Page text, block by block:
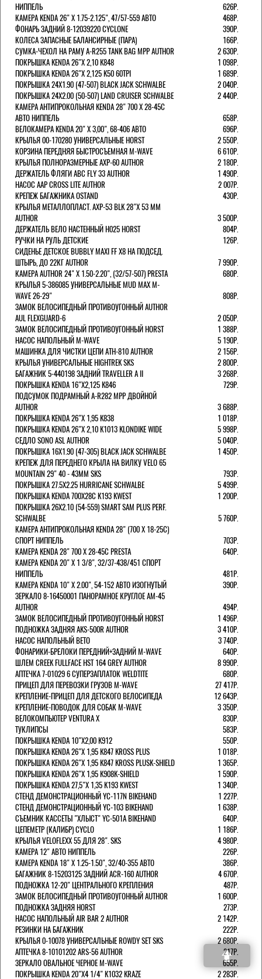
НИППЕЛЬ
626Р.
КАМЕРА KENDA 26" Х 1.75-2.125", 47/57-559 АВТО
468Р.
ФОНАРЬ ЗАДНИЙ 8-12039220 CYCLONE
390Р.
КОЛЕСА ЗАПАСНЫЕ БАЛАНСИРНЫЕ (ПАРА)
166Р.
CУМКА-ЧЕХОЛ НА РАМУ A-R255 TANK BAG MPP AUTHOR
2 630Р.
ПОКРЫШКА KENDA 26"Х 2,10 K848
1 098Р.
ПОКРЫШКА KENDA 26"Х 2,125 K50 60TPI
1 689Р.
ПОКРЫШКА 24X1.90 (47-507) BLACK JACK SCHWALBE
2 040Р.
ПОКРЫШКА 24X2.00 (50-507) LAND CRUISER SCHWALBE
2 440Р.
КАМЕРА АНТИПРОКОЛЬНАЯ KENDA 28" 700 Х 28-45C
АВТО НИППЕЛЬ
658Р.
ВЕЛОКАМЕРА KENDA 20" Х 3,00", 68-406 АВТО
696Р.
КРЫЛЬЯ 00-170280 УНИВЕРСАЛЬНЫЕ HORST
2 550Р.
КОРЗИНА ПЕРЕДНЯЯ БЫСТРОСЪЕМНАЯ M-WAVE
6 610Р.
КРЫЛЬЯ ПОЛНОРАЗМЕРНЫЕ AXP-60 AUTHOR
2 180Р.
ДЕРЖАТЕЛЬ ФЛЯГИ АВС FLY 33 AUTHOR
1 490Р.
НАСОС AAP CROSS LITE AUTHOR
2 007Р.
КРЕПЕЖ БАГАЖНИКА OSTAND
430Р.
КРЫЛЬЯ МЕТАЛЛОПЛАСТ. AXP-53 BLK 28"Х 53 ММ
AUTHOR
3 500Р.
ДЕРЖАТЕЛЬ ВЕЛО НАСТЕННЫЙ H025 HORST
804Р.
РУЧКИ НА РУЛЬ ДЕТСКИЕ
126Р.
СИДЕНЬЕ ДЕТСКОЕ BUBBLY MAXI FF X8 НА ПОДСЕД.
ШТЫРЬ, ДО 22КГ AUTHOR
7 990Р.
КАМЕРА AUTHOR 24" Х 1.50-2.20", (32/57-507) PRESTA
680Р.
КРЫЛЬЯ 5-386085 УНИВЕРСАЛЬНЫЕ MUD MAX M-
WAVE 26-29"
808Р.
ЗАМОК ВЕЛОСИПЕДНЫЙ ПРОТИВОУГОННЫЙ AUTHOR
AUL FLEXGUARD-6
2 050Р.
ЗАМОК ВЕЛОСИПЕДНЫЙ ПРОТИВОУГОННЫЙ HORST
1 388Р.
НАСОС НАПОЛЬНЫЙ M-WAVE
5 190Р.
МАШИНКА ДЛЯ ЧИСТКИ ЦЕПИ ATH-810 AUTHOR
2 156Р.
КРЫЛЬЯ УНИВЕРСАЛЬНЫЕ HIGHTREK SKS
2 800Р.
БАГАЖНИК 5-440198 ЗАДНИЙ TRAVELLER A II
3 268Р.
ПОКРЫШКА KENDA 16"Х2,125 K846
729Р.
ПОДСУМОК ПОДРАМНЫЙ A-R282 MPP ДВОЙНОЙ
AUTHOR
3 688Р.
ПОКРЫШКА KENDA 26"Х 1,95 K838
1 018Р.
ПОКРЫШКА KENDA 26"Х 2,10 K1013 KLONDIKE WIDE
5 998Р.
СЕДЛО SONO ASL AUTHOR
5 040Р.
ПОКРЫШКА 16X1.90 (47-305) BLACK JACK SCHWALBE
1 450Р.
КРЕПЕЖ ДЛЯ ПЕРЕДНЕГО КРЫЛА НА ВИЛКУ VELO 65
MOUNTAIN 29" 40 - 43ММ SKS
793Р.
ПОКРЫШКА 27.5X2.25 HURRICANE SCHWALBE
5 499Р.
ПОКРЫШКА KENDA 700Х28С K193 KWEST
1 200Р.
ПОКРЫШКА 26X2.10 (54-559) SMART SAM PLUS PERF.
SCHWALBE
5 760Р.
КАМЕРА АНТИПРОКОЛЬНАЯ KENDA 28" (700 Х 18-25C)
СПОРТ НИППЕЛЬ
703Р.
КАМЕРА KENDA 28" 700 Х 28-45С PRESTA
640Р.
КАМЕРА KENDA 20" Х 1 3/8", 32/37-438/451 СПОРТ
НИППЕЛЬ
481Р.
КАМЕРА KENDA 10" Х 2.00", 54-152 АВТО ИЗОГНУТЫЙ
390Р.
ЗЕРКАЛО 8-16450001 ПАНОРАМНОЕ КРУГЛОЕ AM-45
AUTHOR
494Р.
ЗАМОК ВЕЛОСИПЕДНЫЙ ПРОТИВОУГОННЫЙ HORST
1 496Р.
ПОДНОЖКА ЗАДНЯЯ AKS-500R AUTHOR
3 410Р.
НАСОС НАПОЛЬНЫЙ BETO
3 740Р.
ФОНАРИКИ-БРЕЛОКИ ПЕРЕДНИЙ+ЗАДНИЙ M-WAVE
640Р.
ШЛЕМ CREEK FULLFACE HST 164 GREY AUTHOR
8 990Р.
АПТЕЧКА 7-01029 6 СУПЕРЗАПЛАТОК WELDTITE
680Р.
ПРИЦЕП ДЛЯ ПЕРЕВОЗКИ ГРУЗОВ M-WAVE
27 417Р.
КРЕПЛЕНИЕ-ПРИЦЕП ДЛЯ ДЕТСКОГО ВЕЛОСИПЕДА
12 643Р.
КРЕПЛЕНИЕ-ПОВОДОК ДЛЯ СОБАК M-WAVE
3 350Р.
ВЕЛОКОМПЬЮТЕР VENTURA Х
830Р.
ТУКЛИПСЫ
583Р.
ПОКРЫШКА KENDA 10"Х2,00 K912
550Р.
ПОКРЫШКА KENDA 26"Х 1,95 K847 KROSS PLUS
1 018Р.
ПОКРЫШКА KENDA 26"Х 1,95 K847 KROSS PLUSK-SHIELD
1 365Р.
ПОКРЫШКА KENDA 26"Х 1,95 K908K-SHIELD
1 590Р.
ПОКРЫШКА KENDA 27,5"Х 1,35 K193 KWEST
1 340Р.
СТЕНД ДЕМОНСТРАЦИОННЫЙ YC-117N BIKEHAND
1 227Р.
СТЕНД ДЕМОНСТРАЦИОННЫЙ YC-103 BIKEHAND
1 638Р.
СЪЕМНИК КАССЕТЫ "ХЛЫСТ" YC-501A BIKEHAND
640Р.
ЦЕПЕМЕТР (КАЛИБР) CYCLO
1 186Р.
КРЫЛЬЯ VELOFLEXX 55 ДЛЯ 28". SKS
4 980Р.
КАМЕРА 12" АВТО НИППЕЛЬ
226Р.
КАМЕРА KENDA 18" Х 1.25-1.50", 32/40-355 АВТО
386Р.
БАГАЖНИК 8-15203125 ЗАДНИЙ ACR-160 AUTHOR
4 670Р.
ПОДНОЖКА 12-20" ЦЕНТРАЛЬНОГО КРЕПЛЕНИЯ
487Р.
ЗАМОК ВЕЛОСИПЕДНЫЙ ПРОТИВОУГОННЫЙ AUTHOR
1 600Р.
ПОДНОЖКА ЗАДНЯЯ HORST
273Р.
НАСОС НАПОЛЬНЫЙ AIR BAR 2 AUTHOR
2 142Р.
РЕЗИНКИ НА БАГАЖНИК
222Р.
КРЫЛЬЯ 0-10078 УНИВЕРСАЛЬНЫЕ ROWDY SET SKS
2 680Р.
АПТЕЧКА 8-10101202 ARS-56 AUTHOR
217Р.
ЗЕРКАЛО ОВАЛЬНОЕ ЧЕРНОЕ M-WAVE
655Р.
ПОКРЫШКА KENDA 20"Х4 1/4" K1032 KRAZE
2 283Р.